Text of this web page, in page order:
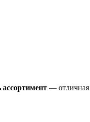
ассортимент — отличная